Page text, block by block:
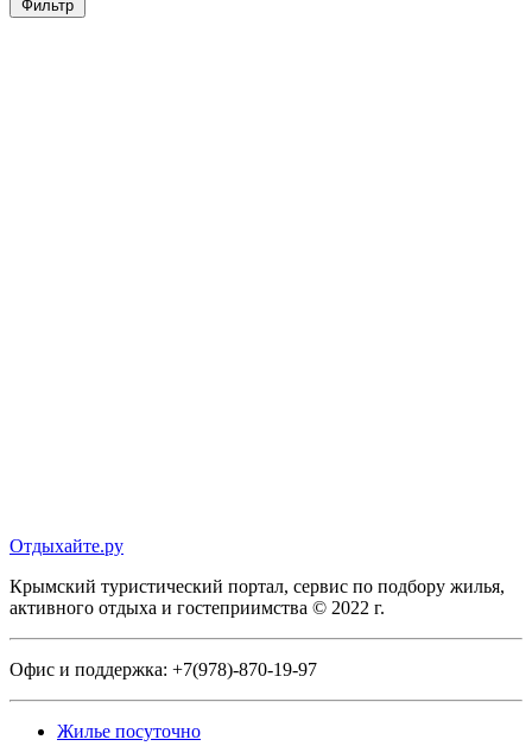
Фильтр
Отдыхайте.ру
Крымский туристический портал, сервис по подбору жилья,
активного отдыха и гостеприимства © 2022 г.
Офис и поддержка: +7(978)-870-19-97
Жилье посуточно